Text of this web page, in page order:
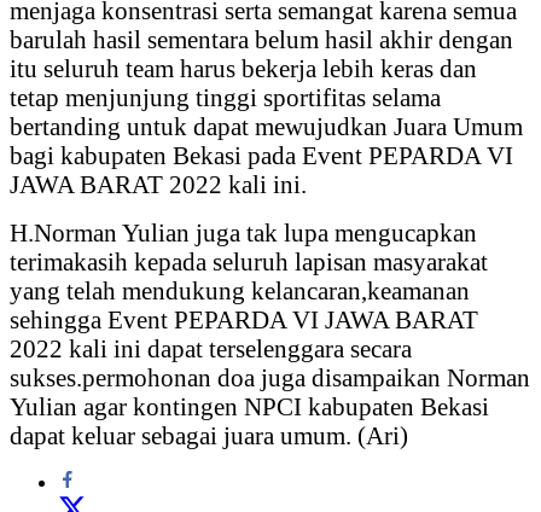
menjaga konsentrasi serta semangat karena semua
barulah hasil sementara belum hasil akhir dengan
itu seluruh team harus bekerja lebih keras dan
tetap menjunjung tinggi sportifitas selama
bertanding untuk dapat mewujudkan Juara Umum
bagi kabupaten Bekasi pada Event PEPARDA VI
JAWA BARAT 2022 kali ini.
H.Norman Yulian juga tak lupa mengucapkan
terimakasih kepada seluruh lapisan masyarakat
yang telah mendukung kelancaran,keamanan
sehingga Event PEPARDA VI JAWA BARAT
2022 kali ini dapat terselenggara secara
sukses.permohonan doa juga disampaikan Norman
Yulian agar kontingen NPCI kabupaten Bekasi
dapat keluar sebagai juara umum. (Ari)